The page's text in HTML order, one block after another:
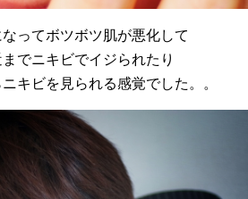
ってボツボツ肌が悪化して
でニキビでイジられたり
キビを見られる感覚でした。。